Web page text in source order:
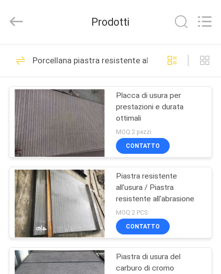
CASA
PRODOTTI
CIRCA
NOI
GIRO
DELLA
FABBRICA
CONTROLLO
DI
QUALITÀ
claddingweldingmachine.com.
Reserved.
by
Affrontare il cavo di
saldatura
57
Elettrodo di
saldatura a faccia
dura
0
Prodotti
Porcellana piastra resistente all'usura
Placca di usura per
prestazioni e durata
ottimali
MOQ:2 pezzi
CONTATTO
Piastra resistente
all'usura / Piastra
resistente all'abrasione
MOQ:2 PCS
CONTATTO
Piastra di usura del
carburo di cromo